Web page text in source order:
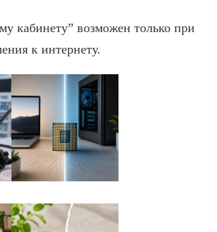
кабинету” возможен только при
к интернету.